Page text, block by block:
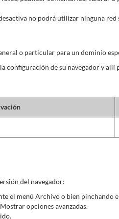
no podrá utilizar ninguna red
o particular para un dominio
configuración de su navegador y
del navegador:
el menú Archivo o bien pinchando
opciones avanzadas.